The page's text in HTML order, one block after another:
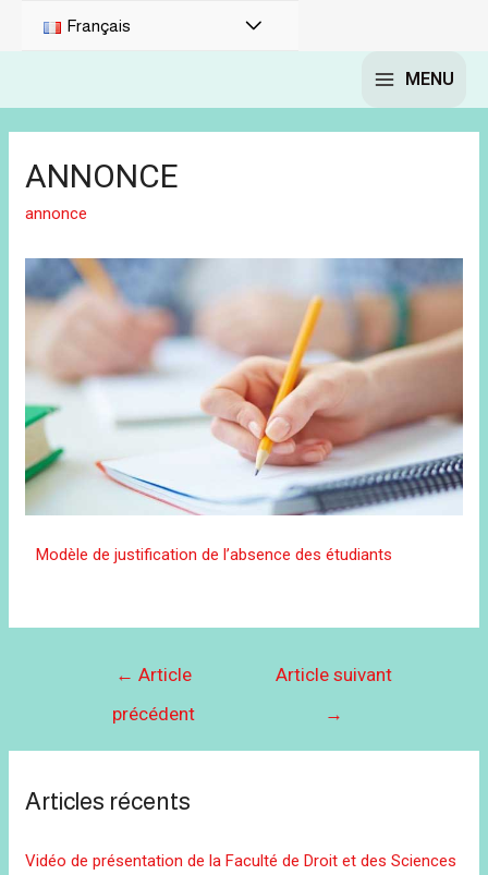
Français
MENU
ANNONCE
annonce
Modèle de justification de l’absence des étudiants
← Article
précédent
Article suivant
→
Articles récents
Vidéo de présentation de la Faculté de Droit et des Sciences